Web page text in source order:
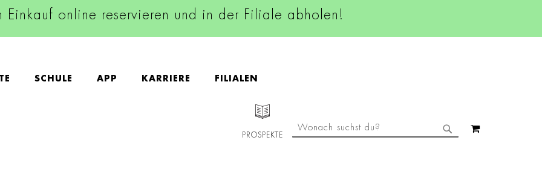
Einkauf online reservieren und in der Filiale abholen!
SCHULE APP KARRIERE FILIALEN
PROSPEKTE
SUCHE